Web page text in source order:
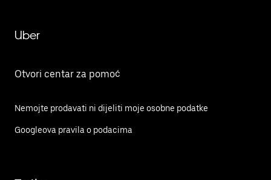
Uber
Otvori centar za pomoć
Nemojte prodavati ni dijeliti moje osobne podatke
Googleova pravila o podacima